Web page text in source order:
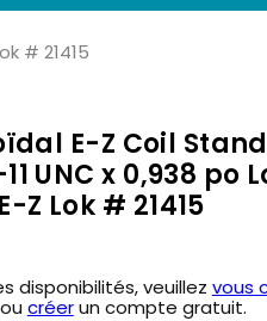
# 21415
E-Z Coil
UNC x 0,938 po
Lok # 21415
disponibilités, veuillez vous
créerun compte gratuit.